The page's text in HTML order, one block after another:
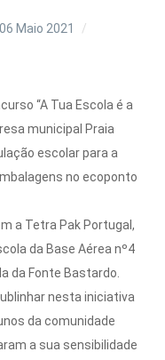
Maio 2021
“A Tua Escola é a
municipal Praia
escolar para a
no ecoponto
a Tetra Pak Portugal,
da Base Aérea nº4
da Fonte Bastardo.
nesta iniciativa
da comunidade
a sua sensibilidade